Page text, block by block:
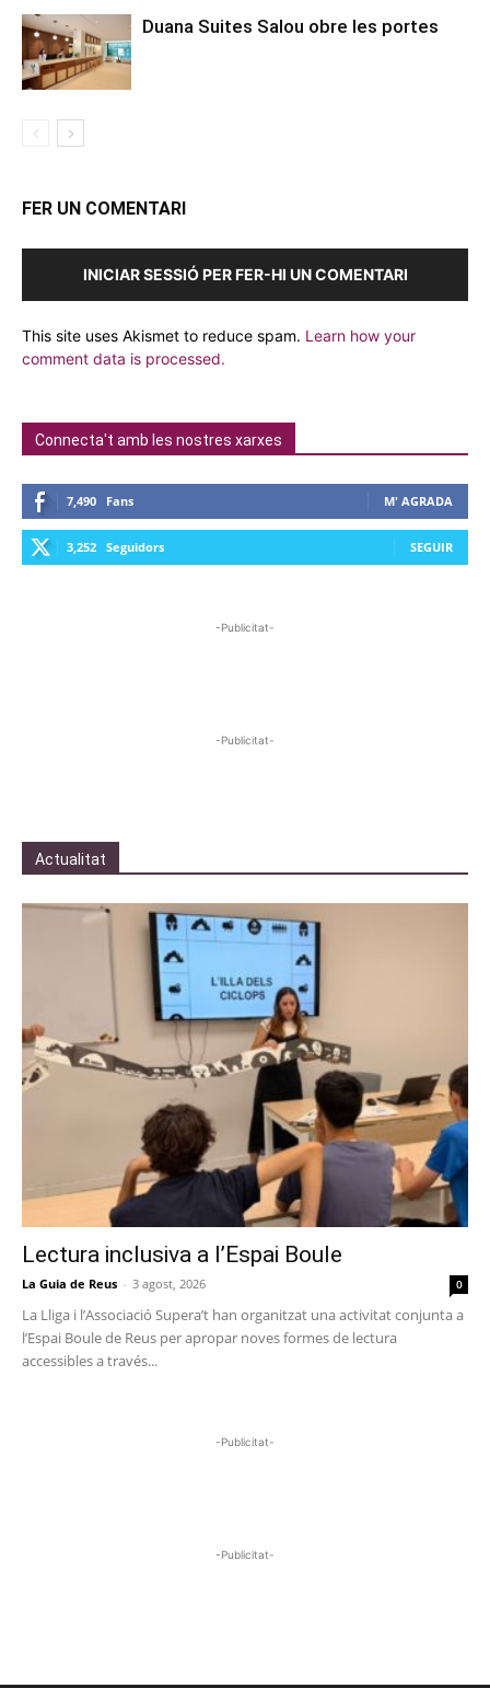
Duana Suites Salou obre les portes
FER UN COMENTARI
INICIAR SESSIÓ PER FER-HI UN COMENTARI
This site uses Akismet to reduce spam. Learn how your
comment data is processed.
Connecta't amb les nostres xarxes
7,490 Fans M' AGRADA
3,252 Seguidors SEGUIR
-Publicitat-
-Publicitat-
Actualitat
Lectura inclusiva a l’Espai Boule
La Guia de Reus - 3 agost, 2026 0
La Lliga i l’Associació Supera’t han organitzat una activitat conjunta a
l’Espai Boule de Reus per apropar noves formes de lectura
accessibles a través...
-Publicitat-
-Publicitat-